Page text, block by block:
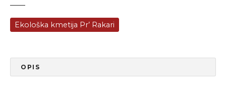
Ekološka kmetija Pr’ Rakari
OPIS